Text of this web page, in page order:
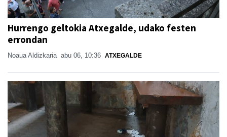
Hurrengo geltokia Atxegalde, udako festen
errondan
Noaua Aldizkaria abu 06, 10:36 ATXEGALDE